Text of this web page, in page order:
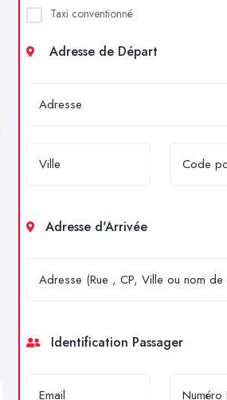
Taxi conventionné
Adresse de Départ
Adresse d'Arrivée
Identification Passager